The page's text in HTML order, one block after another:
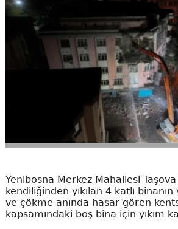
Yenibosna Merkez Mahallesi
kendiliğinden yıkılan 4 katlı
ve çökme anında hasar gören
kapsamındaki boş bina için yıkım